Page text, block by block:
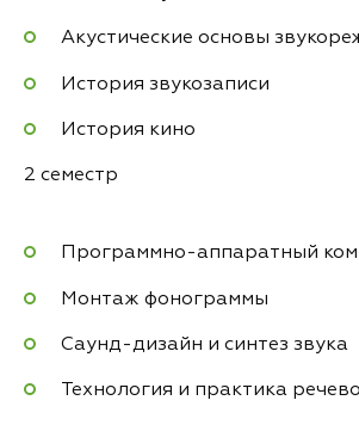
Акустические основы
История звукозаписи
История кино
2 семестр
Программно-аппаратный
Монтаж фонограммы
Саунд-дизайн и синтез звука
Технология и практика